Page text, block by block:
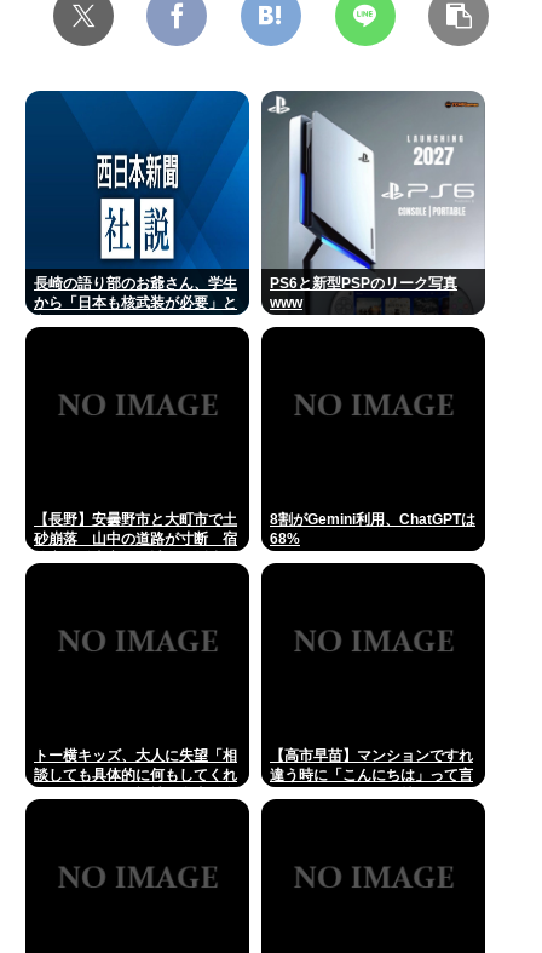
長崎の語り部のお爺さん、学生
から「日本も核武装が必要」と
PS6と新型PSPのリーク写真
www
【長野】安曇野市と大町市で土
砂崩落 山中の道路が寸断 宿
8割がGemini利用、ChatGPTは
68%
トー横キッズ、大人に失望「相
談しても具体的に何もしてくれ
【高市早苗】マンションですれ
違う時に「こんにちは」って言